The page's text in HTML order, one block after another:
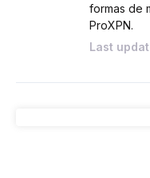
formas de
ProXPN.
Last